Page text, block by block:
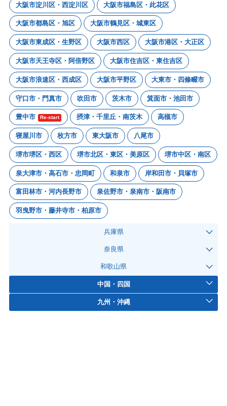
大阪市淀川区・西淀川区 大阪市福島区・此花区
大阪市都島区・旭区 大阪市鶴見区・城東区
大阪市東成区・生野区 大阪市西区 大阪市港区・大正区
大阪市天王寺区・阿倍野区 大阪市住吉区・東住吉区
大阪市浪速区・西成区 大阪市平野区 大東市・四條畷市
守口市・門真市 吹田市 茨木市 箕面市・池田市
豊中市 Re-start 摂津・千里丘・南茨木 高槻市
寝屋川市 枚方市 東大阪市 八尾市
堺市堺区・西区 堺市北区・東区・美原区 堺市中区・南区
泉大津市・高石市・忠岡町 和泉市 岸和田市・貝塚市
富田林市・河内長野市 泉佐野市・泉南市・阪南市
羽曳野市・藤井寺市・柏原市
兵庫県
奈良県
和歌山県
中国・四国
九州・沖縄